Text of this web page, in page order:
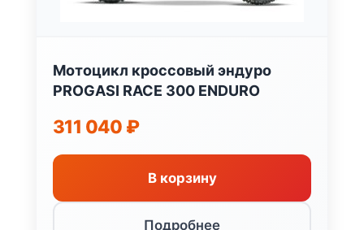
Мотоцикл кроссовый эндуро
PROGASI RACE 300 ENDURO
311 040 ₽
В корзину
Подробнее